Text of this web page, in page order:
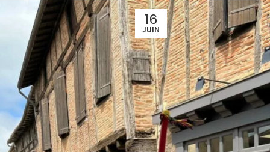
16
JUIN